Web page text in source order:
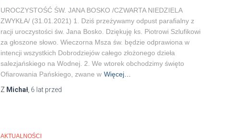
UROCZYSTOŚĆ ŚW. JANA BOSKO /CZWARTA NIEDZIELA
ZWYKŁA/ (31.01.2021) 1. Dziś przeżywamy odpust parafialny z
racji uroczystości św. Jana Bosko. Dziękuję ks. Piotrowi Szlufikowi
za głoszone słowo. Wieczorna Msza św. będzie odprawiona w
intencji wszystkich Dobrodziejów całego złożonego dzieła
salezjańskiego na Wodnej. 2. We wtorek obchodzimy święto
Ofiarowania Pańskiego, zwane w Więcej…
Z Michał 6 lat przed
AKTUALNOŚCI